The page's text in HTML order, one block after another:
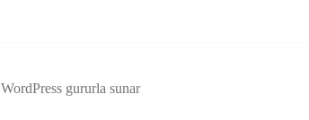
WordPress gururla sunar